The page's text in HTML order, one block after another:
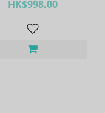
HK$998.00